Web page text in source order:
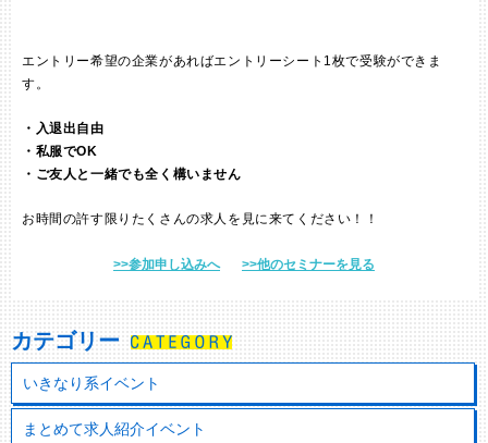
エントリー希望の企業があればエントリーシート 1枚で受験ができま
す。
・入退出自由
・私服でOK
・ご友人と一緒でも全く構いません
お時間の許す限りたくさんの求人を見に来てください！！
>>参加申し込みへ >>他のセミナーを見る
カテゴリー
いきなり系イベント
まとめて求人紹介イベント